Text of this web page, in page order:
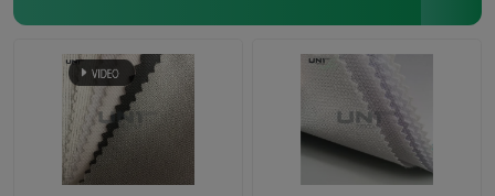
Τηκτός Ιστός
Ράβοντας μαξιλάρια ώμων